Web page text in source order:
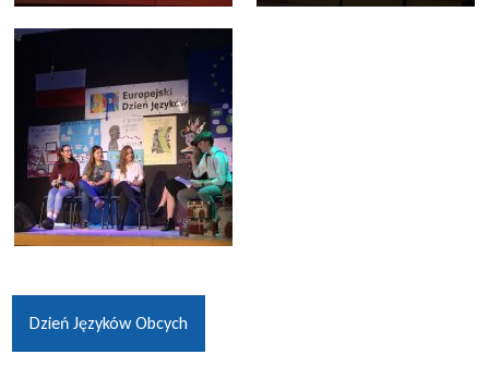
Dzień Języków Obcych